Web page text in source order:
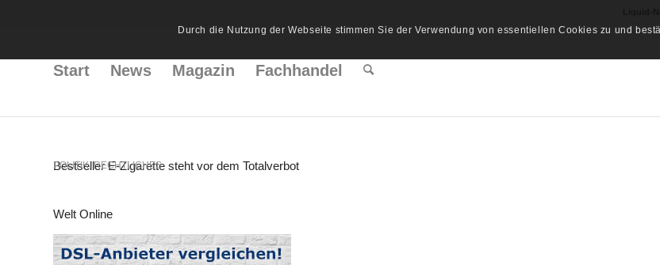
Start News Magazin Fachhandel
Bestseller E-Zigarette steht vor dem Totalverbot
POLITIK, RECHTLICHES
Welt Online
Durch die Nutzung der Webseite stimmen Sie der Verwendung von essentiellen Cookies zu und